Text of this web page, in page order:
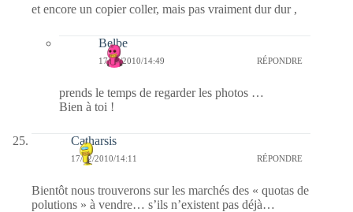
et encore un copier coller, mais pas vraiment dur dur ,
Belbe
17/02/2010/14:49 RÉPONDRE
prends le temps de regarder les photos …
Bien à toi !
Catharsis
17/02/2010/14:11 RÉPONDRE
Bientôt nous trouverons sur les marchés des « quotas de
polutions » à vendre… s’ils n’existent pas déjà…